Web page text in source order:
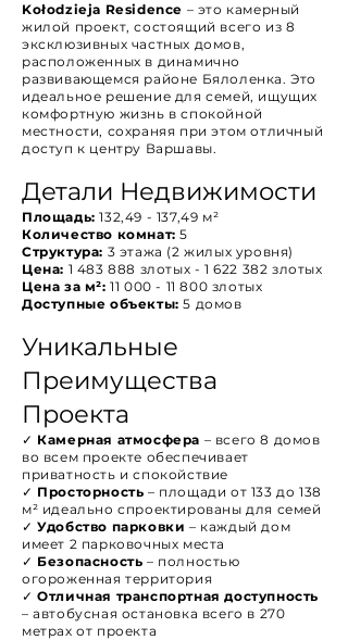
Kołodzieja Residence – это камерный
жилой проект, состоящий всего из 8
эксклюзивных частных домов,
расположенных в динамично
развивающемся районе Бялоленка. Это
идеальное решение для семей, ищущих
комфортную жизнь в спокойной
местности, сохраняя при этом отличный
доступ к центру Варшавы.
Детали Недвижимости
Площадь: 132,49 - 137,49 м²
Количество комнат: 5
Структура: 3 этажа (2 жилых уровня)
Цена: 1 483 888 злотых -1 622 382 злотых
Цена за м²: 11 000 - 11 800 злотых
Доступные объекты: 5 домов
Уникальные
Преимущества
Проекта
✓ Камерная атмосфера – всего 8 домов
во всем проекте обеспечивает
приватность и спокойствие
✓ Просторность – площади от 133 до 138
м² идеально спроектированы для семей
✓Удобство парковки – каждый дом
имеет 2 парковочных места
✓ Безопасность – полностью
огороженная территория
✓Отличная транспортная доступность
– автобусная остановка всего в 270
метрах от проекта